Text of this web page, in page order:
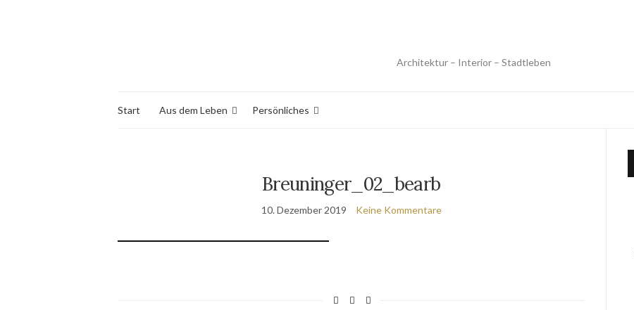
Architektur – Interior – Stadtleben
Start Aus dem Leben Persönliches
Breuninger_02_bearb
10. Dezember 2019 Keine Kommentare